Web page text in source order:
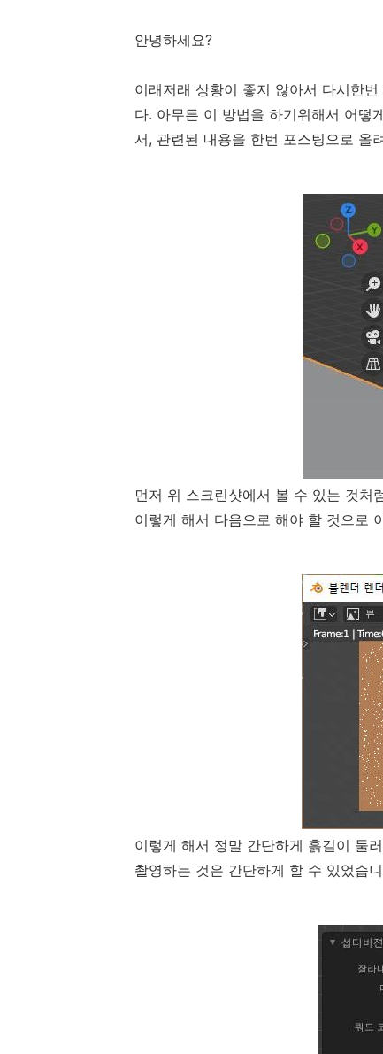
안녕하세요?
이래저래 상황이 좋지 않아서 다시한
다. 아무튼 이 방법을 하기위해서 어떻
서, 관련된 내용을 한번 포스팅으로 올
먼저 위 스크린샷에서 볼 수 있는 것처
이렇게 해서 다음으로 해야 할 것으로
이렇게 해서 정말 간단하게 흙길이 둘
촬영하는 것은 간단하게 할 수 있었습